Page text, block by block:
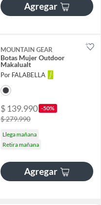
Agregar
MOUNTAIN GEAR
Botas Mujer Outdoor
Makalualt
Por FALABELLA
$ 139.990 -50%
$ 279.990
Llega mañana
Retira mañana
Agregar